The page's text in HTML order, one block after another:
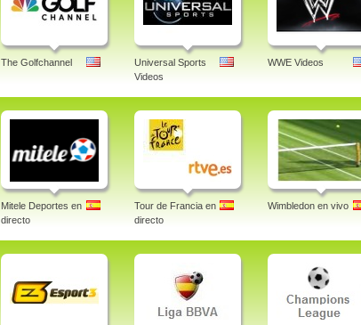
The Golfchannel
Universal Sports
Videos
WWE Videos
Mitele Deportes en
directo
Tour de Francia en
directo
Wimbledon en vivo